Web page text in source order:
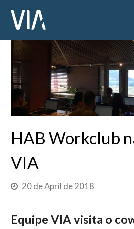
HAB Workclub
VIA
20 de April de 2018
Equipe VIA visita o